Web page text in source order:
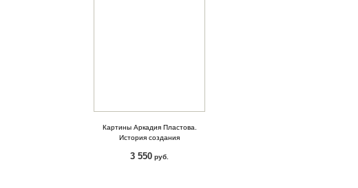
Картины Аркадия Пластова.
История создания
3 550 руб.